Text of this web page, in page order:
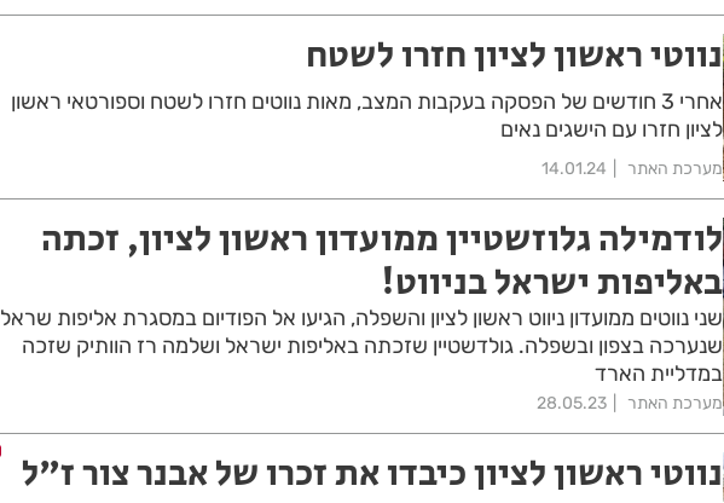
נווטי ראשון לציון חזרו לשטח
אחרי 3 חודשים של הפסקה בעקבות המצב, מאות נווטים חזרו לשטח וספורטאי ראשון
לציון חזרו עם הישגים נאים
מערכת האתר 14.01.24
לודמילה גלוזשטיין ממועדון ראשון לציון, זכתה
באליפות ישראל בניווט!
שני נווטים ממועדון ניווט ראשון לציון והשפלה, הגיעו אל הפודיום במסגרת אליפות שראל
שנערכה בצפון ובשפלה. גולדשטיין שזכתה באליפות ישראל ושלמה רז הוותיק שזכה
במדליית הארד
מערכת האתר 28.05.23
נווטי ראשון לציון כיבדו את זכרו של אבנר צור ז"ל